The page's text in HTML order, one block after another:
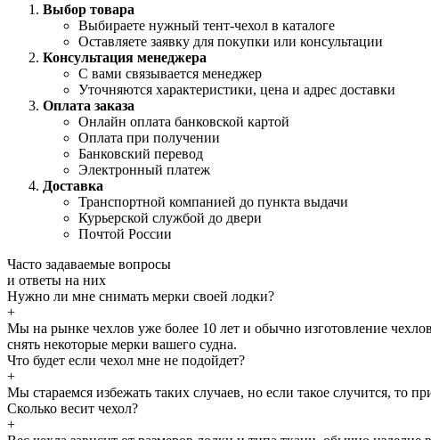
Выбор товара
Выбираете нужный тент-чехол в каталоге
Оставляете заявку для покупки или консультации
Консультация менеджера
С вами связывается менеджер
Уточняются характеристики, цена и адрес доставки
Оплата заказа
Онлайн оплата банковской картой
Оплата при получении
Банковский перевод
Электронный платеж
Доставка
Транспортной компанией до пункта выдачи
Курьерской службой до двери
Почтой России
Часто задаваемые вопросы
и ответы на них
Нужно ли мне снимать мерки своей лодки?
+
Мы на рынке чехлов уже более 10 лет и обычно изготовление
снять некоторые мерки вашего судна.
Что будет если чехол мне не подойдет?
+
Мы стараемся избежать таких случаев, но если такое случится,
Сколько весит чехол?
+